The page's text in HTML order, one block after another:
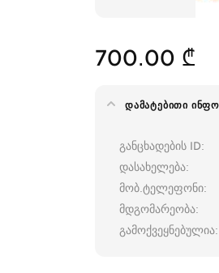
700.00 ₾
ᲓᲐᲛᲐᲢᲔᲑᲘᲗᲘ
განცხადების ID
დასახელება
მობ.ტელეფონი
მდგომარეობა
გამოქვეყნებულია